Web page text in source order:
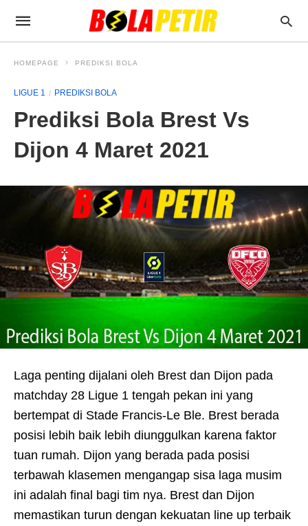
HOMEPAGE PREDIKSI BOLA
LIGUE 1 PREDIKSI BOLA
Prediksi Bola Brest Vs
Dijon 4 Maret 2021
Laga penting dijalani oleh Brest dan Dijon pada
matchday 28 Ligue 1 tengah pekan ini yang
bertempat di Stade Francis-Le Ble. Brest berada
posisi lebih baik lebih diunggulkan karena faktor
tuan rumah. Dijon yang berada pada posisi
terbawah klasemen mengangap sisa laga musim
ini adalah final bagi tim nya. Brest dan Dijon
memastikan turun dengan kekuatan line up terbaik